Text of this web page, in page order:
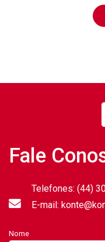
Fale
Telefones: (44)
E-mail:
Nome